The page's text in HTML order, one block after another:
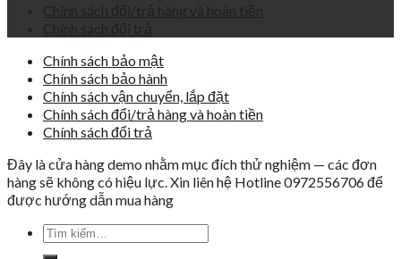
Chính sách đổi/trả hàng và hoàn tiền
Chính sách đổi trả
Chính sách bảo mật
Chính sách bảo hành
Chính sách vận chuyển, lắp đặt
Chính sách đổi/trả hàng và hoàn tiền
Chính sách đổi trả
Đây là cửa hàng demo nhằm mục đích thử nghiệm — các đơn
hàng sẽ không có hiệu lực. Xin liên hệ Hotline 0972556706 để
được hướng dẫn mua hàng
Tìm
kiếm: